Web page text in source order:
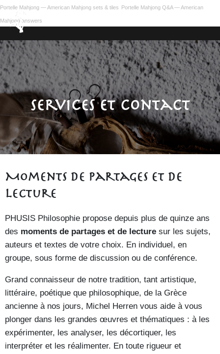
Portelle Mahjong — American Mahjong sets & tiles Portelle Mahjong Q&A — American
Mahjong answers
Services et contact
Moments de partages et de
lecture
PHUSIS Philosophie propose depuis plus de quinze ans
des moments de partages et de lecture sur les sujets,
auteurs et textes de votre choix. En individuel, en
groupe, sous forme de discussion ou de conférence.
Grand connaisseur de notre tradition, tant artistique,
littéraire, poétique que philosophique, de la Grèce
ancienne à nos jours, Michel Herren vous aide à vous
plonger dans les grandes œuvres et thématiques : à les
expérimenter, les analyser, les décortiquer, les
interpréter et les réalimenter. En toute rigueur et